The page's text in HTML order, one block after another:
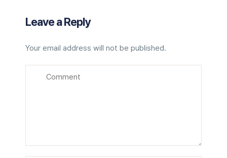
Leave a Reply
Your email address will not be published.